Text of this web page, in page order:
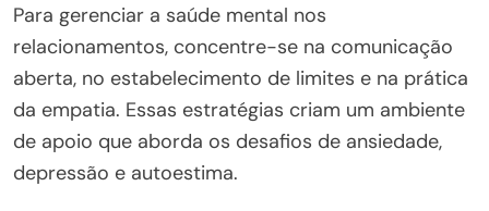
Para gerenciar a saúde mental nos
relacionamentos, concentre-se na comunicação
aberta, no estabelecimento de limites e na prática
da empatia. Essas estratégias criam um ambiente
de apoio que aborda os desafios de ansiedade,
depressão e autoestima.